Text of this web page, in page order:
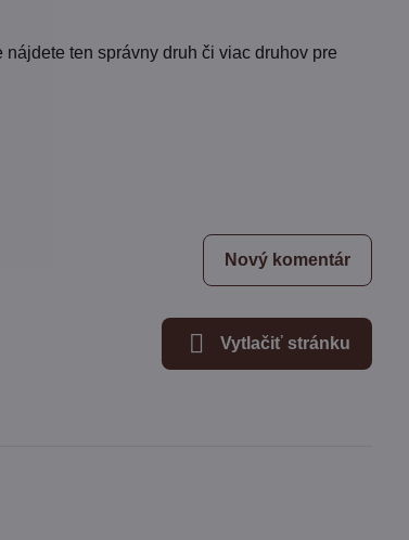
ten správny druh či viac druhov pre
Nový komentár
Vytlačiť stránku